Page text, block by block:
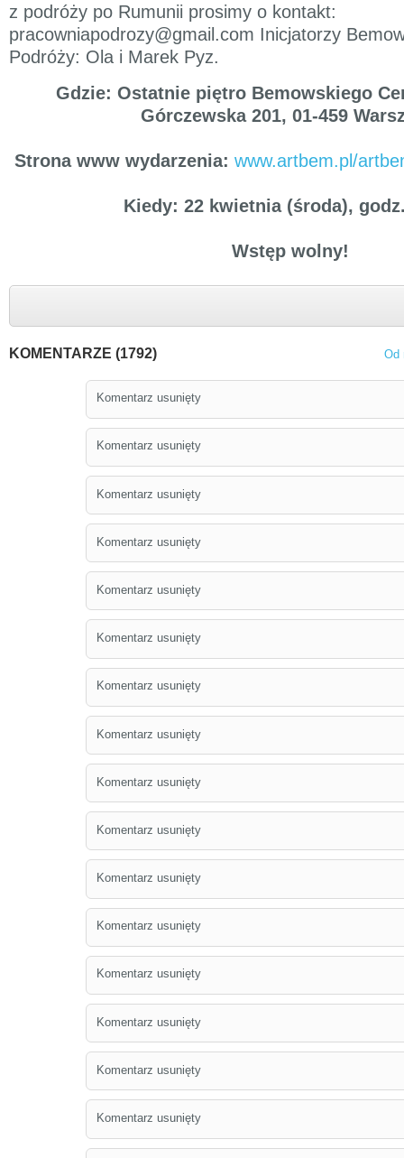
z podróży po Rumunii prosimy o kontakt:
pracowniapodrozy@gmail.com Inicjatorzy
Podróży: Ola i Marek Pyz.
Gdzie: Ostatnie piętro Bemowskiego
Górczewska 201, 01-459
Strona www wydarzenia:www.artbem.pl/
Kiedy: 22 kwietnia (środa),
Wstęp wolny!
KOMENTARZE (1792) Od
Komentarz usunięty
Komentarz usunięty
Komentarz usunięty
Komentarz usunięty
Komentarz usunięty
Komentarz usunięty
Komentarz usunięty
Komentarz usunięty
Komentarz usunięty
Komentarz usunięty
Komentarz usunięty
Komentarz usunięty
Komentarz usunięty
Komentarz usunięty
Komentarz usunięty
Komentarz usunięty